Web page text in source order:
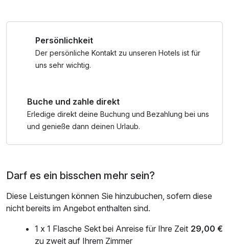
Wellnessterrasse zur Entspannung ein.
Ein besonderes Erlebnis auf dem Weg in den Urlaub ist die
dem Zug oder dem Auto nach Oberrathen. Von dort bringt
die motorlose Fähre Gäste mit Blick auf die Felsenwelt des
Nationalparks Sächsische Schweiz nach Niederrathen, wo
befahren werden.
Oberrathen.
Die Anfahrt ist nur über Oberrathen möglich.
Anschließend erfolgt die Überfahrt mit der Fähre. Bitte
Persönlichkeit
Der persönliche Kontakt zu unseren Hotels ist für
uns sehr wichtig.
Buche und zahle direkt
Erledige direkt deine Buchung und Bezahlung bei uns
und genieße dann deinen Urlaub.
Darf es ein bisschen mehr sein?
Diese Leistungen können Sie hinzubuchen, sofern diese
nicht bereits im Angebot enthalten sind.
1 x 1 Flasche Sekt bei Anreise für Ihre Zeit
zu zweit auf Ihrem Zimmer
29,00 €